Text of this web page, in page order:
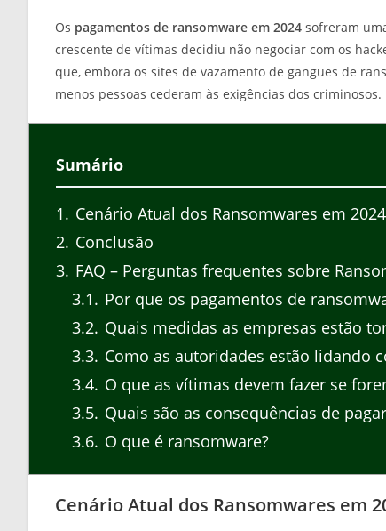
post:
Os pagamentos de ransomware em 2024 sofreram
crescente de vítimas decidiu não negociar com os
que, embora os sites de vazamento de gangues de
menos pessoas cederam às exigências dos criminosos.
Sumário
1
Cenário Atual dos Ransomwares em 2024
2 Conclusão
3 FAQ – Perguntas frequentes sobre
3.1
Por que os pagamentos de
3.2 Quais medidas as empresas estão
3.3 Como as autoridades estão lidando
3.4 O que as vítimas devem fazer se
3.5 Quais são as consequências de
3.6 O que é ransomware?
Cenário Atual dos Ransomwares em